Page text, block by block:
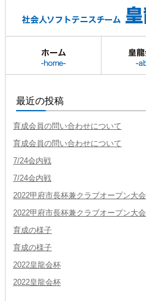
最近の投稿
育成会員の問い合わせについて
育成会員の問い合わせについて
7/24会内戦
7/24会内戦
2022甲府市長杯兼クラブオープン大会
2022甲府市長杯兼クラブオープン大会
育成の様子
育成の様子
2022皇龍会杯
2022皇龍会杯